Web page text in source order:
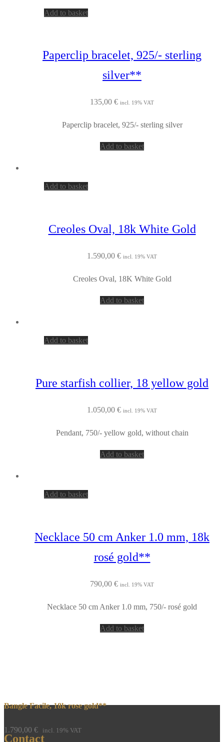
Add to basket
Paperclip bracelet, 925/- sterling
silver**
135,00 € incl. 19% VAT
Paperclip bracelet, 925/- sterling silver
Add to basket
Add to basket
Creoles Oval, 18k White Gold
1.590,00 € incl. 19% VAT
Creoles Oval, 18K White Gold
Add to basket
Add to basket
Pure starfish collier, 18 yellow gold
1.050,00 € incl. 19% VAT
Pendant, 750/- yellow gold, without chain
Add to basket
Add to basket
Necklace 50 cm Anker 1.0 mm, 18k
rosé gold**
790,00 € incl. 19% VAT
Necklace 50 cm Anker 1.0 mm, 750/- rosé gold
Add to basket
Bangle Facile, 18k rose gold**
1.790,00 € incl. 19% VAT
Contact